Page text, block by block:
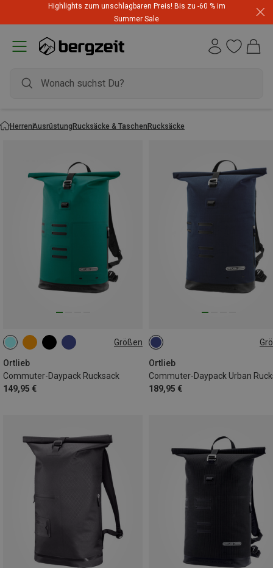
Highlights zum unschlagbaren Preis! Bis zu -60 % im
Summer Sale
HerrenAusrüstungRucksäcke & TaschenRucksäcke
Größen
Ortlieb
Commuter-Daypack Rucksack
149,95 €
21L
Ortlieb
189,95 €
27L